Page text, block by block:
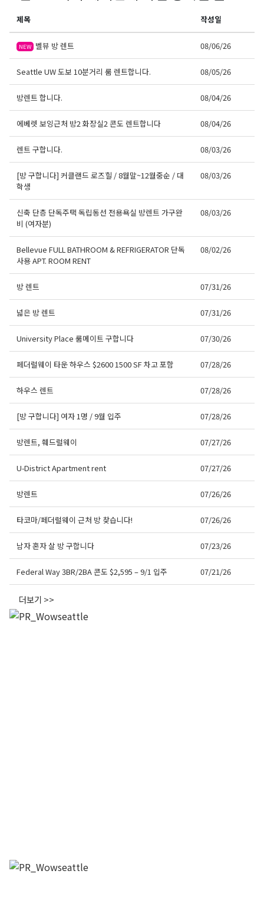
제목 작성일
NEW 벨뷰 방 렌트 08/06/26
Seattle UW 도보 10분거리 룸 렌트합니다. 08/05/26
방렌트 합니다. 08/04/26
에베렛 보잉근처 방2 화장실2 콘도 렌트합니다 08/04/26
렌트 구합니다. 08/03/26
[방 구합니다] 커클랜드 로즈힐 / 8월말~12월중순 / 대
학생
08/03/26
신축 단층 단독주택 독립동선 전용욕실 방렌트 가구완
비 (여자분)
08/03/26
Bellevue FULL BATHROOM & REFRIGERATOR 단독
사용 APT. ROOM RENT
08/02/26
방 렌트 07/31/26
넓은 방 렌트 07/31/26
University Place 룸메이트 구합니다 07/30/26
페더럴웨이 타운 하우스 $2600 1500 SF 차고 포함 07/28/26
하우스 렌트 07/28/26
[방 구합니다] 여자 1명 / 9월 입주 07/28/26
방렌트, 훼드럴웨이 07/27/26
U-District Apartment rent 07/27/26
방렌트 07/26/26
타코마/페더럴웨이 근처 방 찾습니다! 07/26/26
남자 혼자 살 방 구합니다 07/23/26
Federal Way 3BR/2BA 콘도 $2,595 – 9/1 입주 07/21/26
더보기 >>